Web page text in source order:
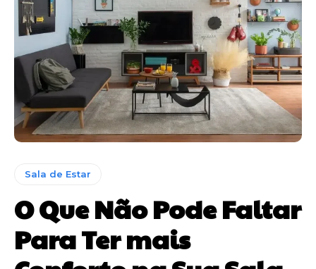
Sala de Estar
O Que Não Pode Faltar
Para Ter mais